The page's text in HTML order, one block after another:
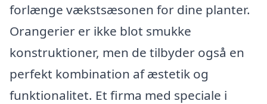
forlænge vækstsæsonen for dine planter.
Orangerier er ikke blot smukke
konstruktioner, men de tilbyder også en
perfekt kombination af æstetik og
funktionalitet. Et firma med speciale i